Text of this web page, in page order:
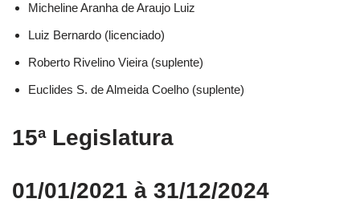
Micheline Aranha de Araujo Luiz​
Luiz Bernardo (licenciado)​
Roberto Rivelino Vieira (suplente)​
Euclides S. de Almeida Coelho (suplente)​
15ª Legislatura
01/01/2021 à 31/12/2024